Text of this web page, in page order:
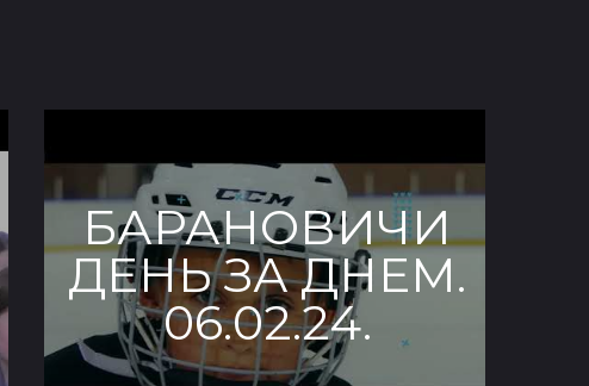
БАРАНОВИЧИ
ДЕНЬ ЗА ДНЕМ.
06.02.24.